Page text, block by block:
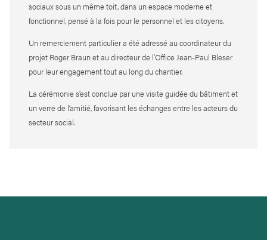
sociaux sous un même toit, dans un espace moderne et
fonctionnel, pensé à la fois pour le personnel et les citoyens.
Un remerciement particulier a été adressé au coordinateur du
projet Roger Braun et au directeur de l’Office Jean-Paul Bleser
pour leur engagement tout au long du chantier.
La cérémonie s’est conclue par une visite guidée du bâtiment et
un verre de l’amitié, favorisant les échanges entre les acteurs du
secteur social.